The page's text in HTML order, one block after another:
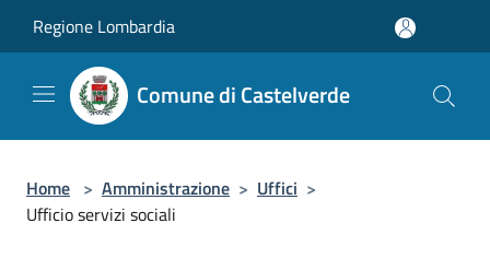
Regione Lombardia
Comune di Castelverde
Home > Amministrazione > Uffici >
Ufficio servizi sociali